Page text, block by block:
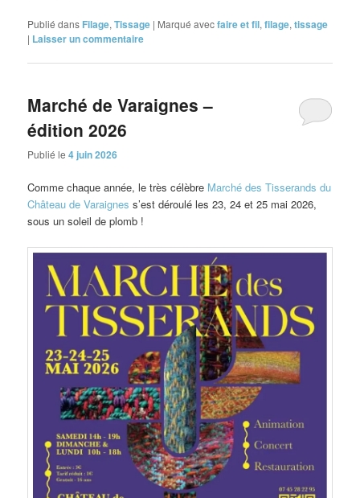
Publié dans Filage,Tissage | Marqué avecfaire et fil,filage,tissage
| Laisser un commentaire
Marché de Varaignes –
édition 2026
Publié le4 juin 2026
Comme chaque année, le très célèbre Marché des Tisserands du
Château de Varaignes s’est déroulé les 23, 24 et 25 mai 2026,
sous un soleil de plomb !